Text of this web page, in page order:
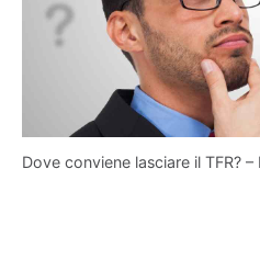
Dove conviene lasciare il TFR?